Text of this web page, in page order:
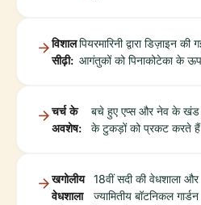
विशाल
सीढ़ी:
पियरमारिनी द्वारा डिज़ाइन
आगंतुकों को पिनाकोटेका के
चर्च के
अवशेष:
बचे हुए एप्स और नेव के खंड
के टुकड़ों को प्रकट करते
खगोलीय
वेधशाला
18वीं सदी की वेधशाला और
ज्यामितीय बॉटनिकल गार्डन